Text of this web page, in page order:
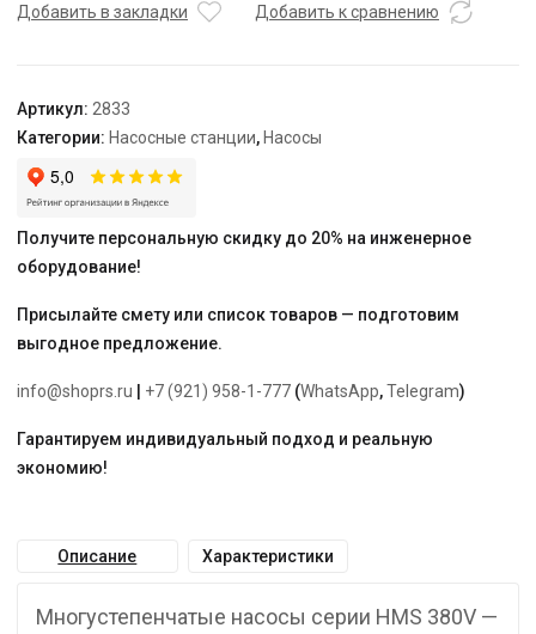
HMS(T)-10-
Добавить в закладки Добавить к сравнению
Артикул: 2833
Категории: Насосные станции, Насосы
Получите персональную скидку до 20% на инженерное
оборудование!
Присылайте смету или список товаров — подготовим
выгодное предложение.
info@shoprs.ru +7 (921) 958-1-777 (WhatsApp,Telegram)
Гарантируем индивидуальный подход и реальную
экономию!
Описание Характеристики
Многустепенчатые насосы серии HMS 380V —